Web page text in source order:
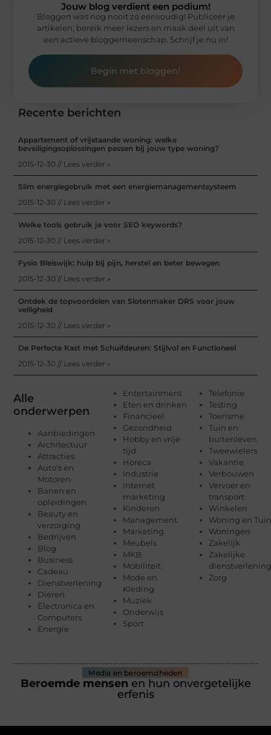
Alle
onderwerpen
Aanbiedingen
Architectuur
Attracties
Auto's en
Motoren
Banen en
opleidingen
Beauty en
verzorging
Bedrijven
Blog
Business
Cadeau
Dienstverlening
Dieren
Electronica en
Computers
Energie
Entertainment
Eten en drinken
Financieel
Gezondheid
Hobby en vrije
tijd
Horeca
Industrie
Internet
marketing
Kinderen
Management
Marketing
Meubels
MKB
Mobiliteit
Mode en
Kleding
Muziek
Onderwijs
Sport
Telefonie
Testing
Toerisme
Tuin en
buitenleven
Tweewielers
Vakantie
Verbouwen
Vervoer en
transport
Winkelen
Woning en Tuin
Woningen
Zakelijk
Zakelijke
dienstverlening
Zorg
Recente berichten
Appartement of vrijstaande woning: welke
beveiligingsoplossingen passen bij jouw type woning?
2015-12-30 // Lees verder »
Slim energiegebruik met een energiemanagementsysteem
2015-12-30 // Lees verder »
Welke tools gebruik je voor SEO keywords?
2015-12-30 // Lees verder »
Fysio Bleiswijk: hulp bij pijn, herstel en beter bewegen
2015-12-30 // Lees verder »
Ontdek de topvoordelen van Slotenmaker DRS voor jouw
veiligheid
2015-12-30 // Lees verder »
De Perfecte Kast met Schuifdeuren: Stijlvol en Functioneel
2015-12-30 // Lees verder »
Jouw blog verdient een podium!
Bloggen was nog nooit zo eenvoudig! Publiceer je
artikelen, bereik meer lezers en maak deel uit van
een actieve bloggemeenschap. Schrijf je nu in!
Begin met bloggen!
Media en beroemdheden
Beroemde mensen en hun onvergetelijke
erfenis